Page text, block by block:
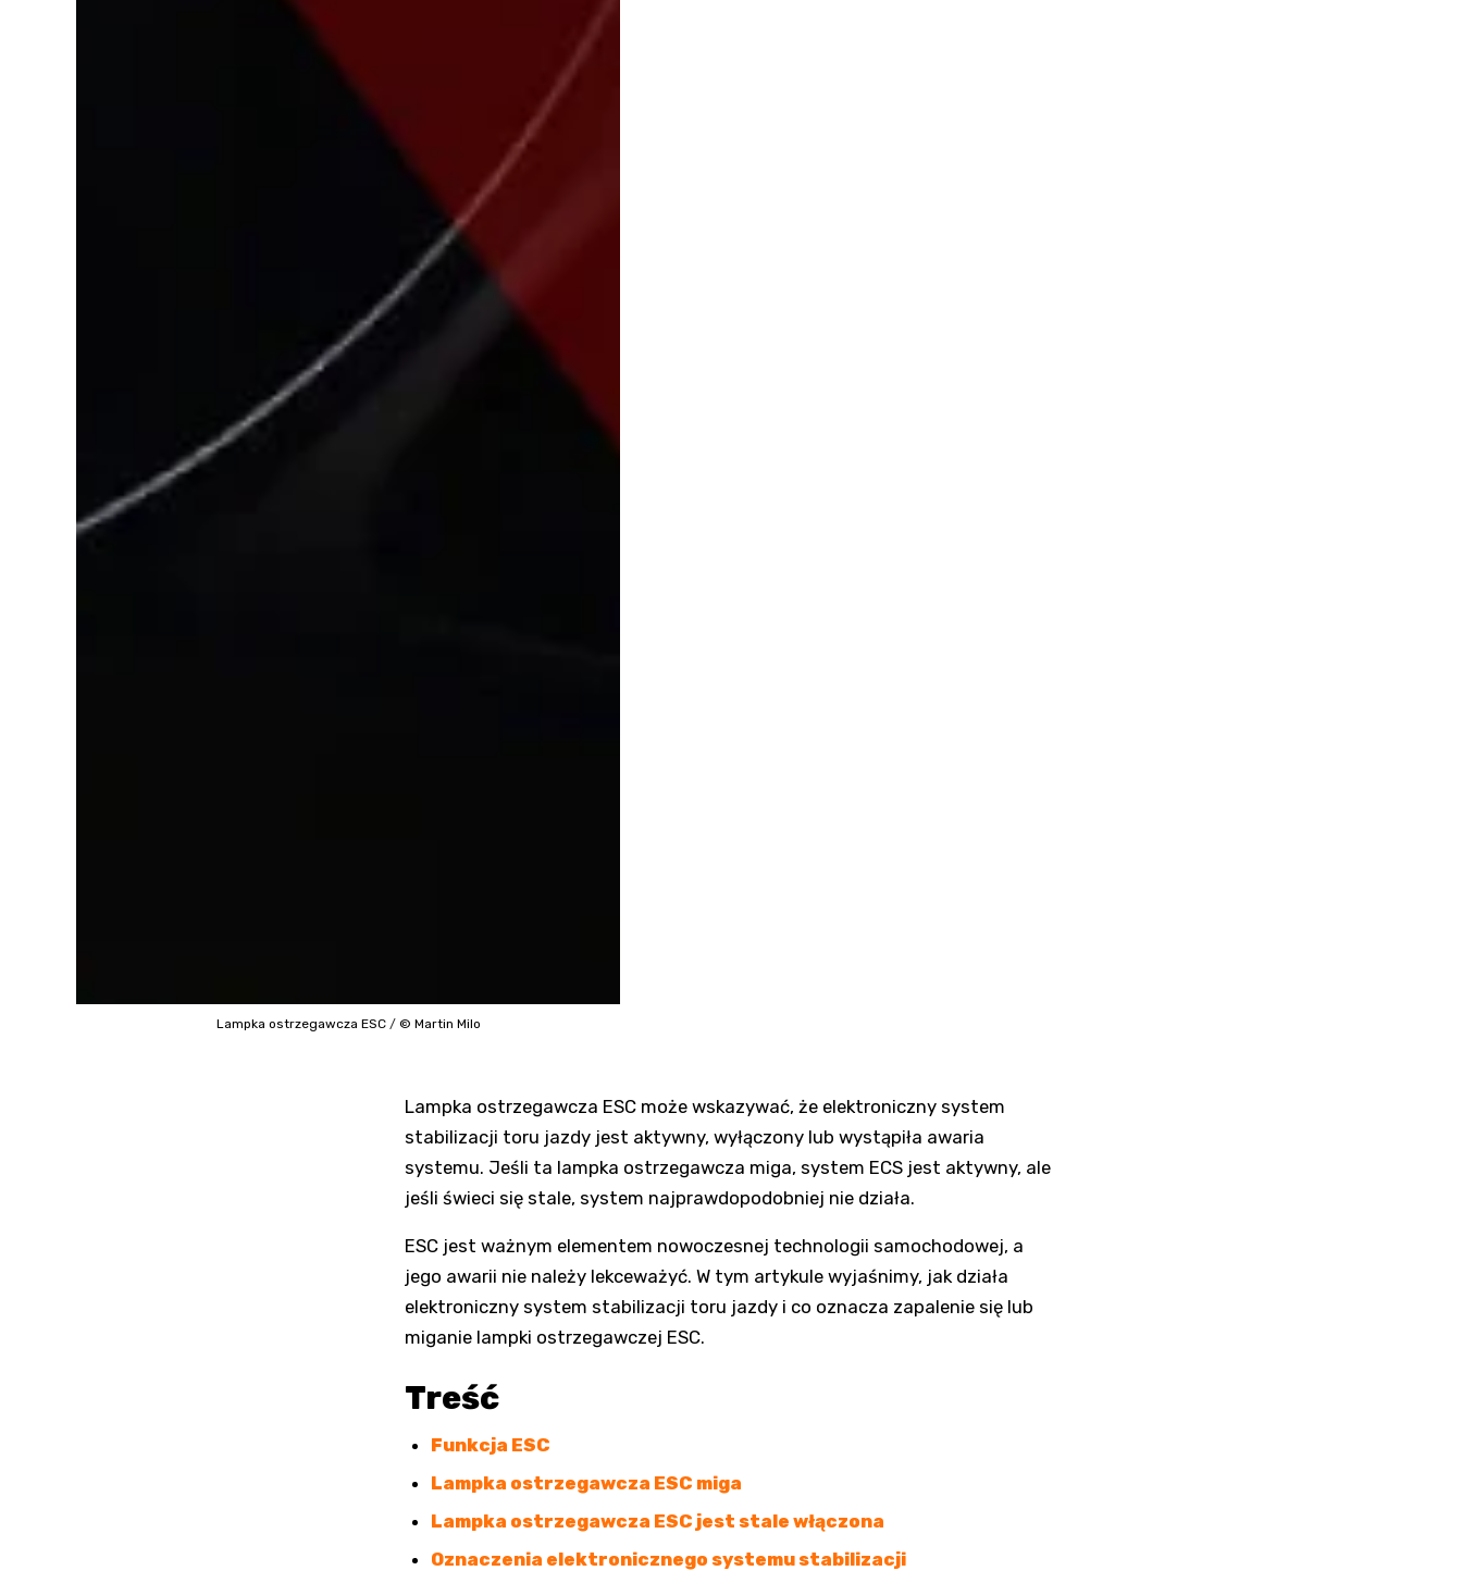
Lampka ostrzegawcza ESC / © Martin Milo
Lampka ostrzegawcza ESC może wskazywać, że elektroniczny system
stabilizacji toru jazdy jest aktywny, wyłączony lub wystąpiła awaria
systemu. Jeśli ta lampka ostrzegawcza miga, system ECS jest aktywny, ale
jeśli świeci się stale, system najprawdopodobniej nie działa.
ESC jest ważnym elementem nowoczesnej technologii samochodowej, a
jego awarii nie należy lekceważyć. W tym artykule wyjaśnimy, jak działa
elektroniczny system stabilizacji toru jazdy i co oznacza zapalenie się lub
miganie lampki ostrzegawczej ESC.
Treść
Funkcja ESC
Lampka ostrzegawcza ESC miga
Lampka ostrzegawcza ESC jest stale włączona
Oznaczenia elektronicznego systemu stabilizacji